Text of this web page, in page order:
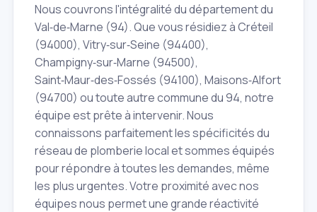
Nous couvrons l'intégralité du département du
Val‑de‑Marne (94). Que vous résidiez à Créteil
(94000), Vitry‑sur‑Seine (94400),
Champigny‑sur‑Marne (94500),
Saint‑Maur‑des‑Fossés (94100), Maisons‑Alfort
(94700) ou toute autre commune du 94, notre
équipe est prête à intervenir. Nous
connaissons parfaitement les spécificités du
réseau de plomberie local et sommes équipés
pour répondre à toutes les demandes, même
les plus urgentes. Votre proximité avec nos
équipes nous permet une grande réactivité